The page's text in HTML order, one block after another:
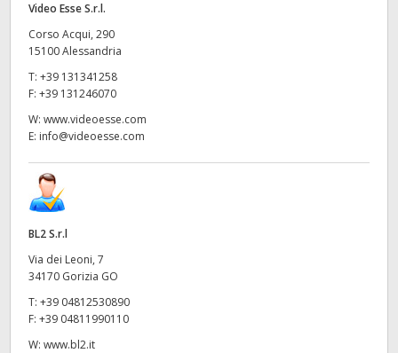
Video Esse S.r.l.
Corso Acqui, 290
15100 Alessandria
T: +39 131341258
F: +39 131246070
W: www.videoesse.com
E: info@videoesse.com
BL2 S.r.l
Via dei Leoni, 7
34170 Gorizia GO
T: +39 04812530890
F: +39 04811990110
W: www.bl2.it